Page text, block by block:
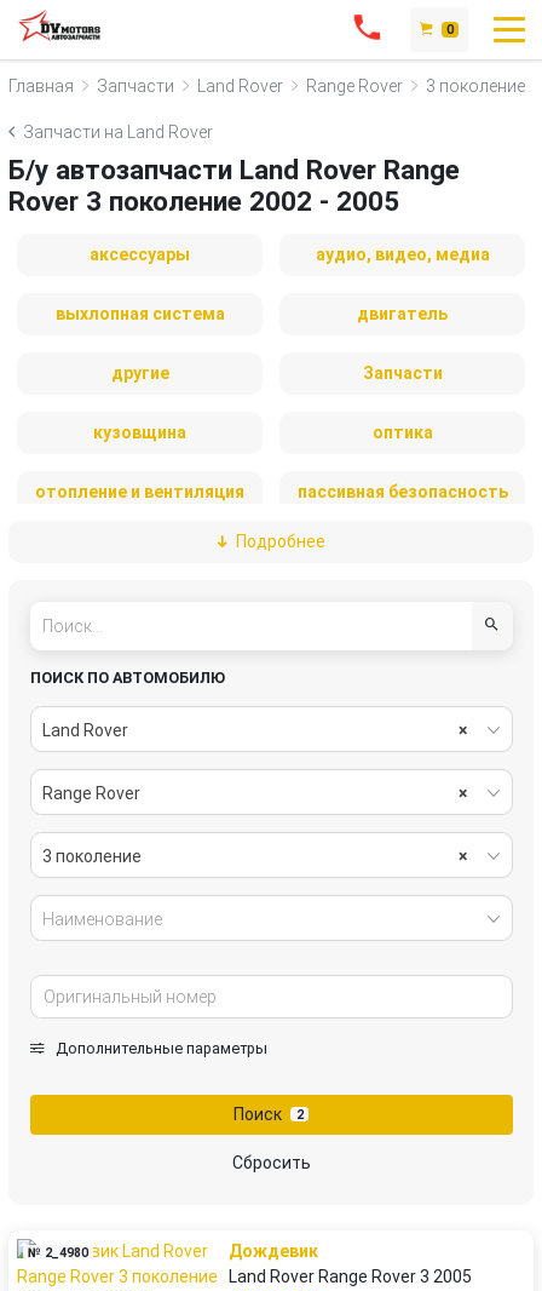
0
Главная Запчасти Land Rover Range Rover 3 поколение
Запчасти на Land Rover
Б/у автозапчасти Land Rover Range
Rover 3 поколение 2002 - 2005
аксессуары аудио, видео, медиа
выхлопная система двигатель
другие Запчасти
кузовщина оптика
отопление и вентиляция пассивная безопасность
рулевое управление
системы комфорта
стеклоочистители топливная система
тормозная система
Подробнее
ПОИСК ПО АВТОМОБИЛЮ
×
Land Rover
×
Range Rover
×
3 поколение
Наименование
Дополнительные параметры
Поиск 2
Сбросить
№ 2_4980
Дождевик
Land Rover Range Rover 3 2005